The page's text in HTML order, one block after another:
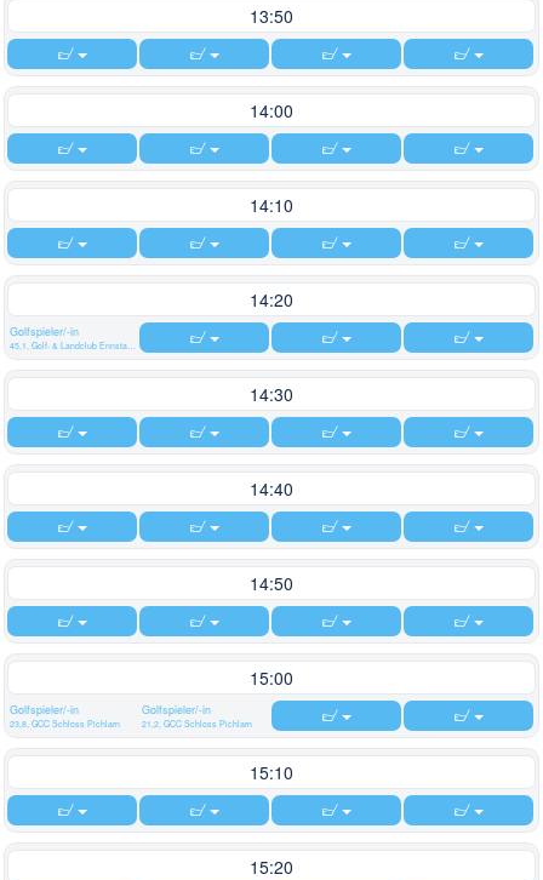
13:50
14:00
14:10
14:20
Golfspieler/-in
14:30
14:40
14:50
15:00
Golfspieler/-in
23,8, GCC Schloss Pichlarn
Golfspieler/-in
21,2, GCC Schloss Pichlarn
15:10
15:20